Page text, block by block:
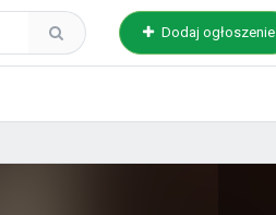
Dodaj ogłoszenie